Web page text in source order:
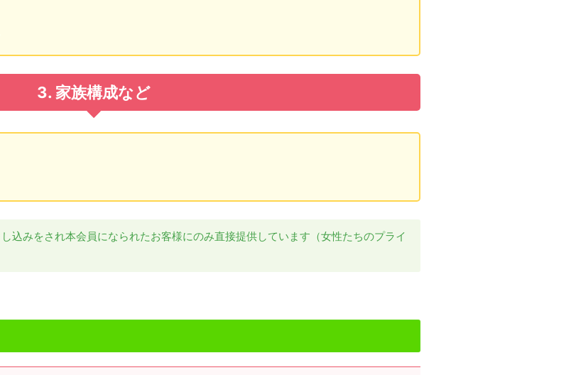
3. 家族構成など
込みをされ本会員になられたお客様にのみ直接提供しています（女性たちのプライ